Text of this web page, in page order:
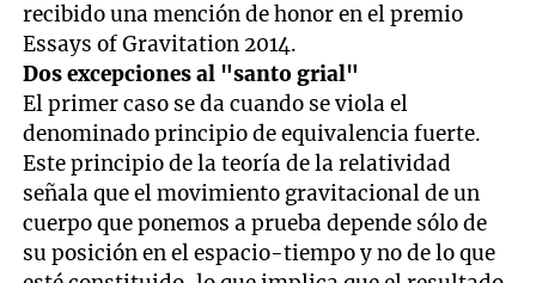
recibido una mención de honor en el premio
Essays of Gravitation 2014.
Dos excepciones al "santo grial"
El primer caso se da cuando se viola el
denominado principio de equivalencia fuerte.
Este principio de la teoría de la relatividad
señala que el movimiento gravitacional de un
cuerpo que ponemos a prueba depende sólo de
su posición en el espacio-tiempo y no de lo que